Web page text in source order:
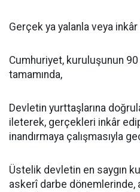
Gerçek ya yalanla veya
Cumhuriyet, kuruluşunun
tamamında,
Devletin yurttaşlarına
ileterek, gerçekleri inkâr
inandırmaya çalışmasıyla
Üstelik devletin en saygın
askerî darbe